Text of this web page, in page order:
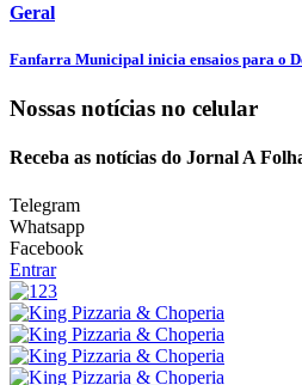
Geral
Fanfarra Municipal inicia ensaios para o
Nossas notícias no celular
Receba as notícias do Jornal A
Telegram
Whatsapp
Facebook
Entrar